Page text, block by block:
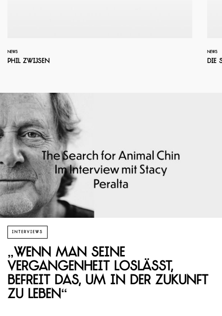
NEWS
Phil Zwijsen
NEWS
Die
INTERVIEWS
„Wenn man seine
Vergangenheit loslässt,
befreit das, um in der Zukunft
zu leben“